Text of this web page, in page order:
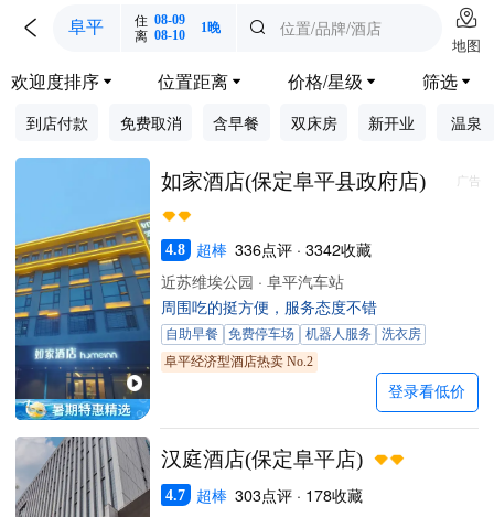
 阜平 住 08-09
离 08-10 1晚  位置/品牌/酒店 
地图
欢迎度排序 位置距离  价格/星级  筛选 
到店付款 免费取消 含早餐 双床房 新开业 温泉
如家酒店(保定阜平县政府店) 广告
4.8 超棒 336点评 · 3342收藏
近苏维埃公园 · 阜平汽车站
周围吃的挺方便，服务态度不错
自助早餐 免费停车场 机器人服务
洗衣房
阜平经济型酒店热卖 No.2
登录看低价
汉庭酒店(保定阜平店)
4.7 超棒 303点评 · 178收藏